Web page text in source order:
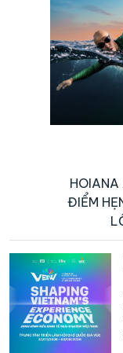
ĐIỂM